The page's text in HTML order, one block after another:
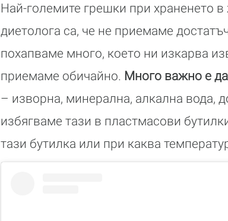
Най-големите грешки при храненето в
диетолога са, че не приемаме
похапваме много, което ни изкарва
приемаме обичайно. Много важно е
– изворна, минерална, алкална вода,
избягваме тази в пластмасови
тази бутилка или при каква